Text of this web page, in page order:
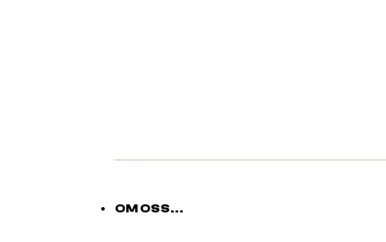
OM OSS...